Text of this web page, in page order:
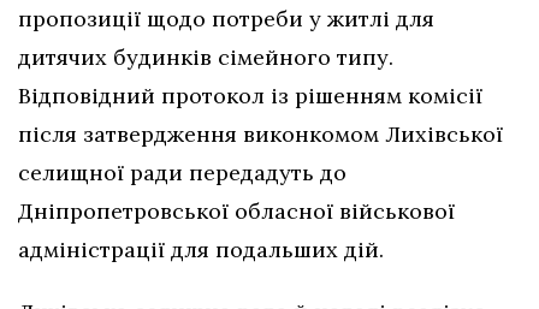
пропозиції щодо потреби у житлі для
дитячих будинків сімейного типу.
Відповідний протокол із рішенням комісії
після затвердження виконкомом Лихівської
селищної ради передадуть до
Дніпропетровської обласної військової
адміністрації для подальших дій.